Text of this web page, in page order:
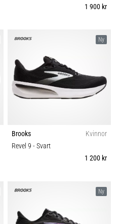
1 900 kr
Ny
Brooks
Kvinnor
Revel 9 - Svart
1 200 kr
Ny